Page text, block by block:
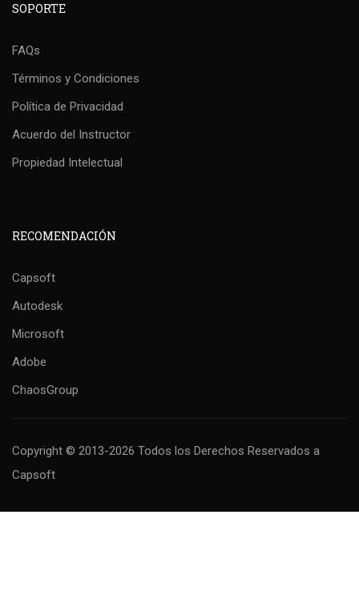
SOPORTE
FAQs
Términos y Condiciones
Política de Privacidad
Acuerdo del Instructor
Propiedad Intelectual
RECOMENDACIÓN
Capsoft
Autodesk
Microsoft
Adobe
ChaosGroup
Copyright © 2013-2026 Todos los Derechos Reservados a
Capsoft